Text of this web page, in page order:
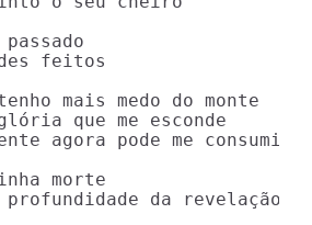
feitos
mais medo do monte
que me esconde
agora pode me consumir
morte
profundidade da revelação